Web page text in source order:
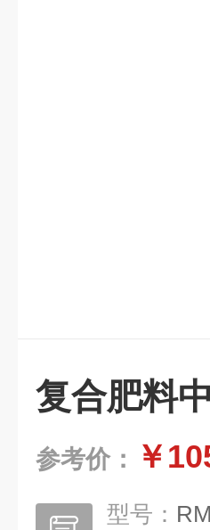
复合肥料
参考价： ￥
型号：